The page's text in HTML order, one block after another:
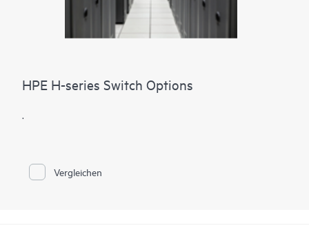
HPE H-series Switch Options
.
Vergleichen